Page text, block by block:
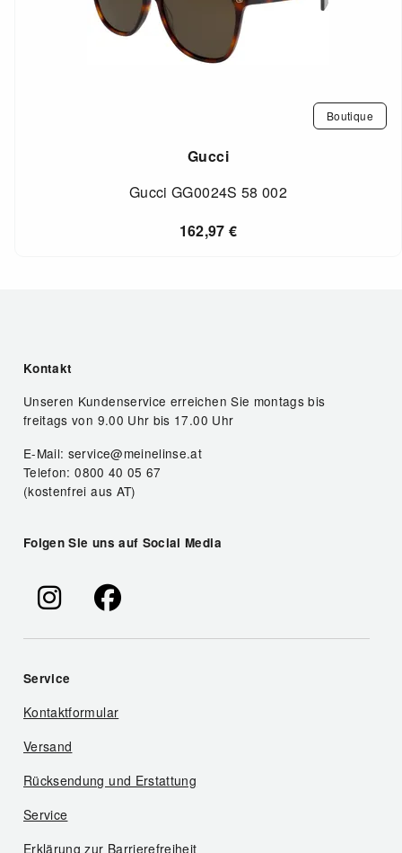
Boutique
Gucci
Gucci GG0024S 58 002
162,97€
Kontakt
Unseren Kundenservice erreichen Sie montags bis
freitags von 9.00 Uhr bis 17.00 Uhr
E-Mail: service@meinelinse.at
Telefon: 0800 40 05 67
(kostenfrei aus AT)
Folgen Sie uns auf Social Media
Service
Kontaktformular
Versand
Rücksendung und Erstattung
Service
Erklärung zur Barrierefreiheit